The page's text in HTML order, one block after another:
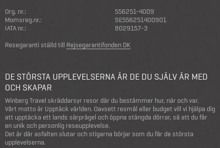
Org. nr.:
556251-4009
Momsreg.nr.:
SE556251400901
IATA nr.:
8029157-3
Resegaranti ställd till Rejsegarantifonden DK
DE STÖRSTA UPPLEVELSERNA ÄR DE DU SJÄLV ÄR MED
OCH SKAPAR
Winberg Travel skräddarsyr resor där du bestämmer hur, när och var.
Vårt motto är Upptäck världen. Oavsett resmål eller budget vill vi hjälpa dig
att upptäcka ett lands särprägel och öppna stängda dörrar, så att du får
en unik och personlig reseupplevelse.
Det är där asfalten slutar och stigarna börjar som du får de största
upplevelserna.